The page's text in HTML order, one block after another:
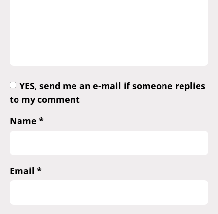
YES, send me an e-mail if someone replies
to my comment
Name *
Email *